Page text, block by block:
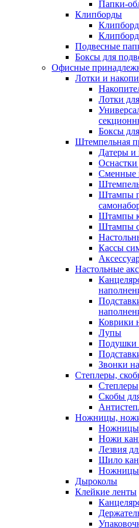
Папки-
Клипборды
Подвесные
Боксы для
Офисные
Лотки и
Лотки
Боксы
Штемпельная
Датеры и
Оснастки
Сменные
Штампы
Штампы
Штампы
Кассы
Настольные
Коврики
Лупы
Подушки
Звонки
Степлеры,
Степлеры
Скобы
Ножницы,
Ножницы
Ножи
Лезвия
Шило
Ножницы
Дыроколы
Клейкие ленты